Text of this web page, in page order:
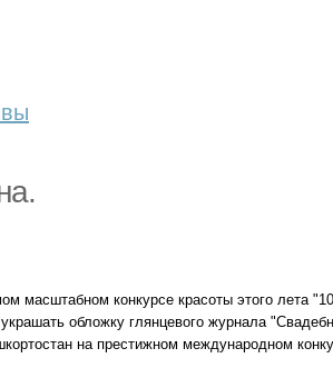
масштабном конкурсе красоты этого лета
обложку глянцевого журнала
на престижном международном